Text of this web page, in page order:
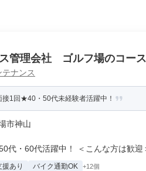
管理会社 ゴルフ場のコー
ナンス
接1回★40・50代未経験者活躍中！
市神山
代・60代活躍中！ ＜こんな方は歓迎
あり バイク通勤OK +12個